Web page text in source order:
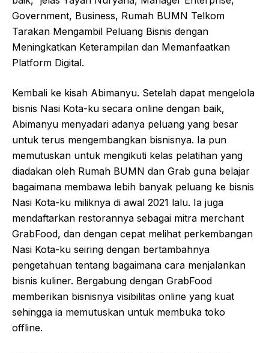
Government, Business, Rumah BUMN Telkom
Tarakan Mengambil Peluang Bisnis dengan
Meningkatkan Keterampilan dan Memanfaatkan
Platform Digital.
Kembali ke kisah Abimanyu. Setelah dapat mengelola
bisnis Nasi Kota-ku secara online dengan baik,
Abimanyu menyadari adanya peluang yang besar
untuk terus mengembangkan bisnisnya. Ia pun
memutuskan untuk mengikuti kelas pelatihan yang
diadakan oleh Rumah BUMN dan Grab guna belajar
bagaimana membawa lebih banyak peluang ke bisnis
Nasi Kota-ku miliknya di awal 2021 lalu. Ia juga
mendaftarkan restorannya sebagai mitra merchant
GrabFood, dan dengan cepat melihat perkembangan
Nasi Kota-ku seiring dengan bertambahnya
pengetahuan tentang bagaimana cara menjalankan
bisnis kuliner. Bergabung dengan GrabFood
memberikan bisnisnya visibilitas online yang kuat
sehingga ia memutuskan untuk membuka toko
offline.